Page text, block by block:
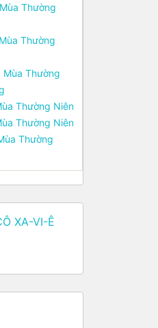
Thường
Thường
Thường
Thường Niên
Thường Niên
Thường